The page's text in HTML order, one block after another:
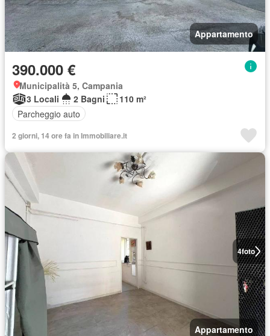
Appartamento
390.000 €
Municipalità 5, Campania
3 Locali
2 Bagni
110 m²
Parcheggio auto
2 giorni, 14 ore fa in Immobiliare.it
4foto
Appartamento